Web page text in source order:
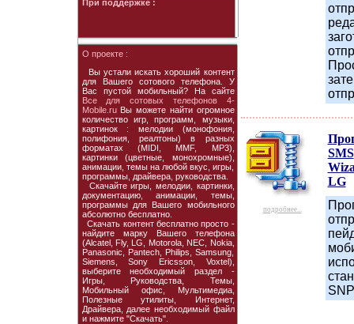
При поддержке :
О проекте :
Вы устали искать хороший контент
для Вашего сотового телефона. У
Вас пустой мобильный? На сайте
Все для сотовых телефонов 4-
Mobile.ruВы можете найти огромное
количество игр, программ, музыки,
картинок : мелодии (монофония,
полифония, реалтоны) в разных
форматах (MIDI, MMF, MP3),
картинки (цветные, монохромные),
анимации, темы на любой вкус, игры,
программы, драйвера, руководства.
Скачайте игры, мелодии, картинки,
документацию, анимации, темы,
программы для Вашего мобильного
абсолютно бесплатно.
Скачать контент бесплатно просто -
найдите марку Вашего телефона
(Alcatel, Fly, LG, Motorola, NEC, Nokia,
Panasonic, Pantech, Philips, Samsung,
Siemens, Sony Ericsson, Voxtel),
выберите необходимый раздел -
Игры, Руководства, Темы,
Мобильный офис, Мультимедиа,
Полезные утилиты, Интернет,
Драйвера, далее необходимый файл
и нажмите "Скачать".
подробнее...
SMS
LG